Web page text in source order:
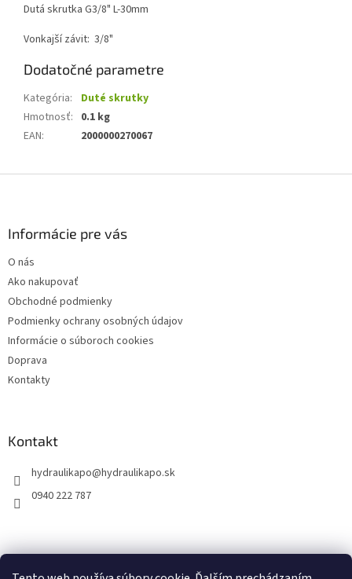
Dutá skrutka G3/8" L-30mm
Vonkajší závit: 3/8"
Dodatočné parametre
Kategória:
Duté skrutky
Hmotnosť: 0.1 kg
EAN: 2000000270067
Informácie pre vás
O nás
Ako nakupovať
Obchodné podmienky
Podmienky ochrany osobných údajov
Informácie o súboroch cookies
Doprava
Kontakty
Kontakt
hydraulikapo@hydraulikapo.sk
0940 222 787